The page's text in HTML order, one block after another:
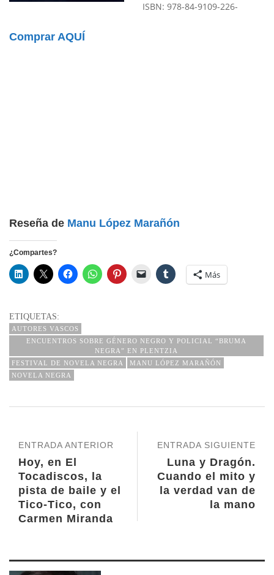
ISBN: 978-84-9109-226-
Comprar AQUÍ
Reseña de Manu López Marañón
¿Compartes?
Más
ETIQUETAS:
AUTORES VASCOS
ENCUENTROS SOBRE GÉNERO NEGRO Y POLICIAL “BRUMA
NEGRA” EN PLENTZIA
FESTIVAL DE NOVELA NEGRA
MANU LÓPEZ MARAÑÓN
NOVELA NEGRA
ENTRADA SIGUIENTE
Luna y Dragón.
Cuando el mito y
la verdad van de
la mano
ENTRADA ANTERIOR
Hoy, en El
Tocadiscos, la
pista de baile y el
Tico-Tico, con
Carmen Miranda